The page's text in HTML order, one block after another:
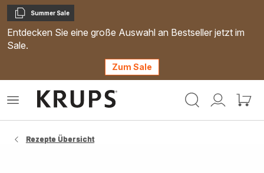
Kopieren
Summer Sale
Entdecken Sie eine große Auswahl an Bestseller jetzt im
Sale.
Zum Sale
Mein
Mein
Das
Rezepte Übersicht